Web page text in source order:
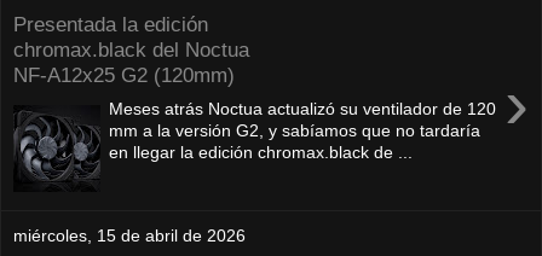
Presentada la edición
chromax.black del Noctua
NF‑A12x25 G2 (120mm)
›
Meses atrás Noctua actualizó su ventilador de 120
mm a la versión G2, y sabíamos que no tardaría
en llegar la edición chromax.black de ...
miércoles, 15 de abril de 2026